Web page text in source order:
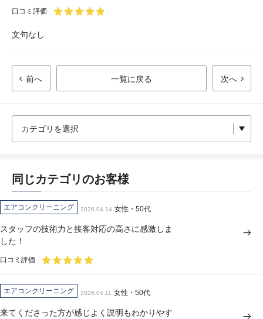
口コミ評価
文句なし
前へ 一覧に戻る 次へ
同じカテゴリのお客様
エアコンクリーニング 2026.04.14 女性・50代
スタッフの技術力と接客対応の高さに感激しま
した！
口コミ評価
エアコンクリーニング 2026.04.11 女性・50代
来てくださった方が感じよく説明もわかりやす